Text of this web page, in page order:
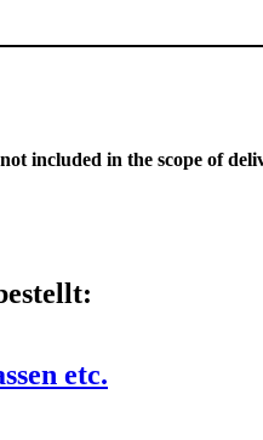
included in the scope of
etc.